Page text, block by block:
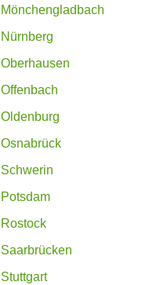
Mönchengladbach
Nürnberg
Oberhausen
Offenbach
Oldenburg
Osnabrück
Schwerin
Potsdam
Rostock
Saarbrücken
Stuttgart